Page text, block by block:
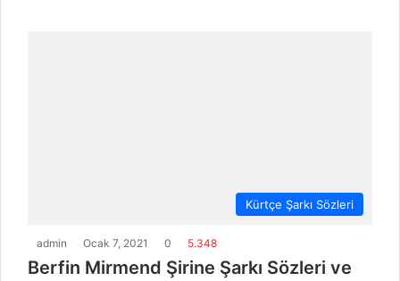
Kürtçe Şarkı Sözleri
admin Ocak 7, 2021 0 5.348
Berfin Mirmend Şirine Şarkı Sözleri ve